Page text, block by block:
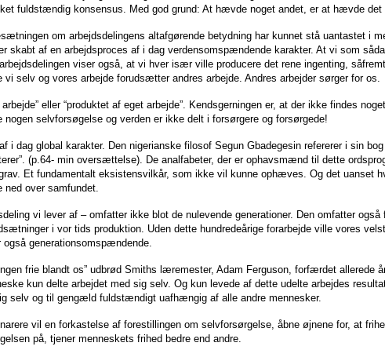
fuldstændig konsensus. Med god grund: At hævde noget andet, er at hævde det
om arbejdsdelingens altafgørende betydning har kunnet stå uantastet i
skabt af en arbejdsproces af i dag verdensomspændende karakter. At vi som
viser også, at vi hver især ville producere det rene ingenting,
vi selv og vores arbejde forudsætter andres arbejde. Andres arbejder sørger for os.
eller “produktet af eget arbejde”. Kendsgerningen er, at der ikke findes
selvforsøgelse og verden er ikke delt i forsørgere og forsørgede!
i dag global karakter. Den nigerianske filosof Segun Gbadegesin refererer i sin
(p.64- min oversættelse). De analfabeter, der er ophavsmænd til dette
Et fundamentalt eksistensvilkår, som ikke vil kunne ophæves. Og det uanset
over samfundet.
vi lever af – omfatter ikke blot de nulevende generationer. Den omfatter
i vor tids produktion. Uden dette hundredeårige forarbejde ville vores
generationsomspændende.
frie blandt os” udbrød Smiths læremester, Adam Ferguson, forfærdet
kun delte arbejdet med sig selv. Og kun levede af dette udelte arbejdes
selv og til gengæld fuldstændigt uafhængig af alle andre mennesker.
vil en forkastelse af forestillingen om selvforsørgelse, åbne øjnene for, at
på, tjener menneskets frihed bedre end andre.